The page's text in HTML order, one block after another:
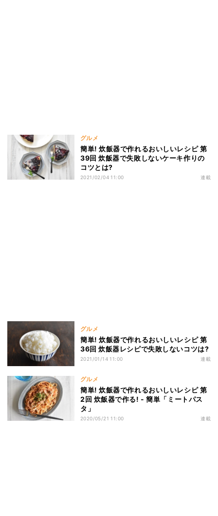
グルメ
簡単! 炊飯器で作れるおいしいレシピ 第
39回 炊飯器で失敗しないケーキ作りの
コツとは?
2021/02/04 11:00 連載
グルメ
簡単! 炊飯器で作れるおいしいレシピ 第
36回 炊飯器レシピで失敗しないコツは?
2021/01/14 11:00 連載
グルメ
簡単! 炊飯器で作れるおいしいレシピ 第
2回 炊飯器で作る! - 簡単「ミートパス
タ」
2020/05/21 11:00 連載